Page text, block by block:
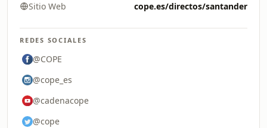
Sitio Web cope.es/directos/santander
REDES SOCIALES
@COPE
@cope_es
@cadenacope
@cope